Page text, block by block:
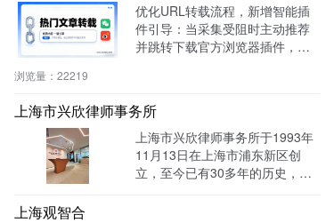
优化URL转载流程，新增智能插
件引导：当采集受阻时主动推荐
并跳转下载官方浏览器插件，有
浏览量： 22219
上海市兴欣律师事务所
上海市兴欣律师事务所于1993年
11月13日在上海市浦东新区创
立，至今已有30多年的历史，致
上海观智合